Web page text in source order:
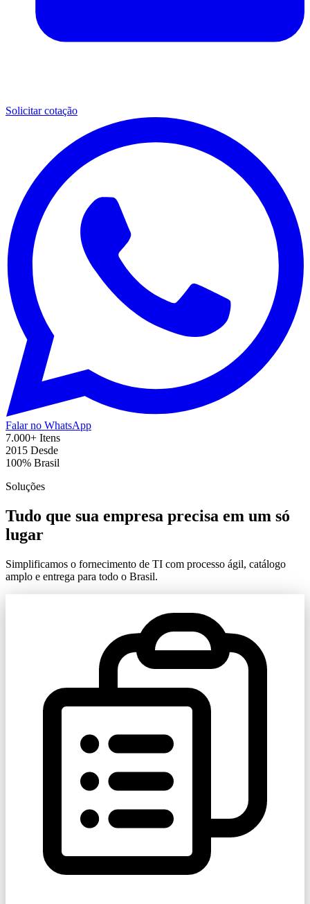
Solicitar cotação
Falar no WhatsApp
7.000+ Itens
2015 Desde
100% Brasil
Soluções
Tudo que sua empresa precisa em um só
lugar
Simplificamos o fornecimento de TI com processo ágil, catálogo
amplo e entrega para todo o Brasil.